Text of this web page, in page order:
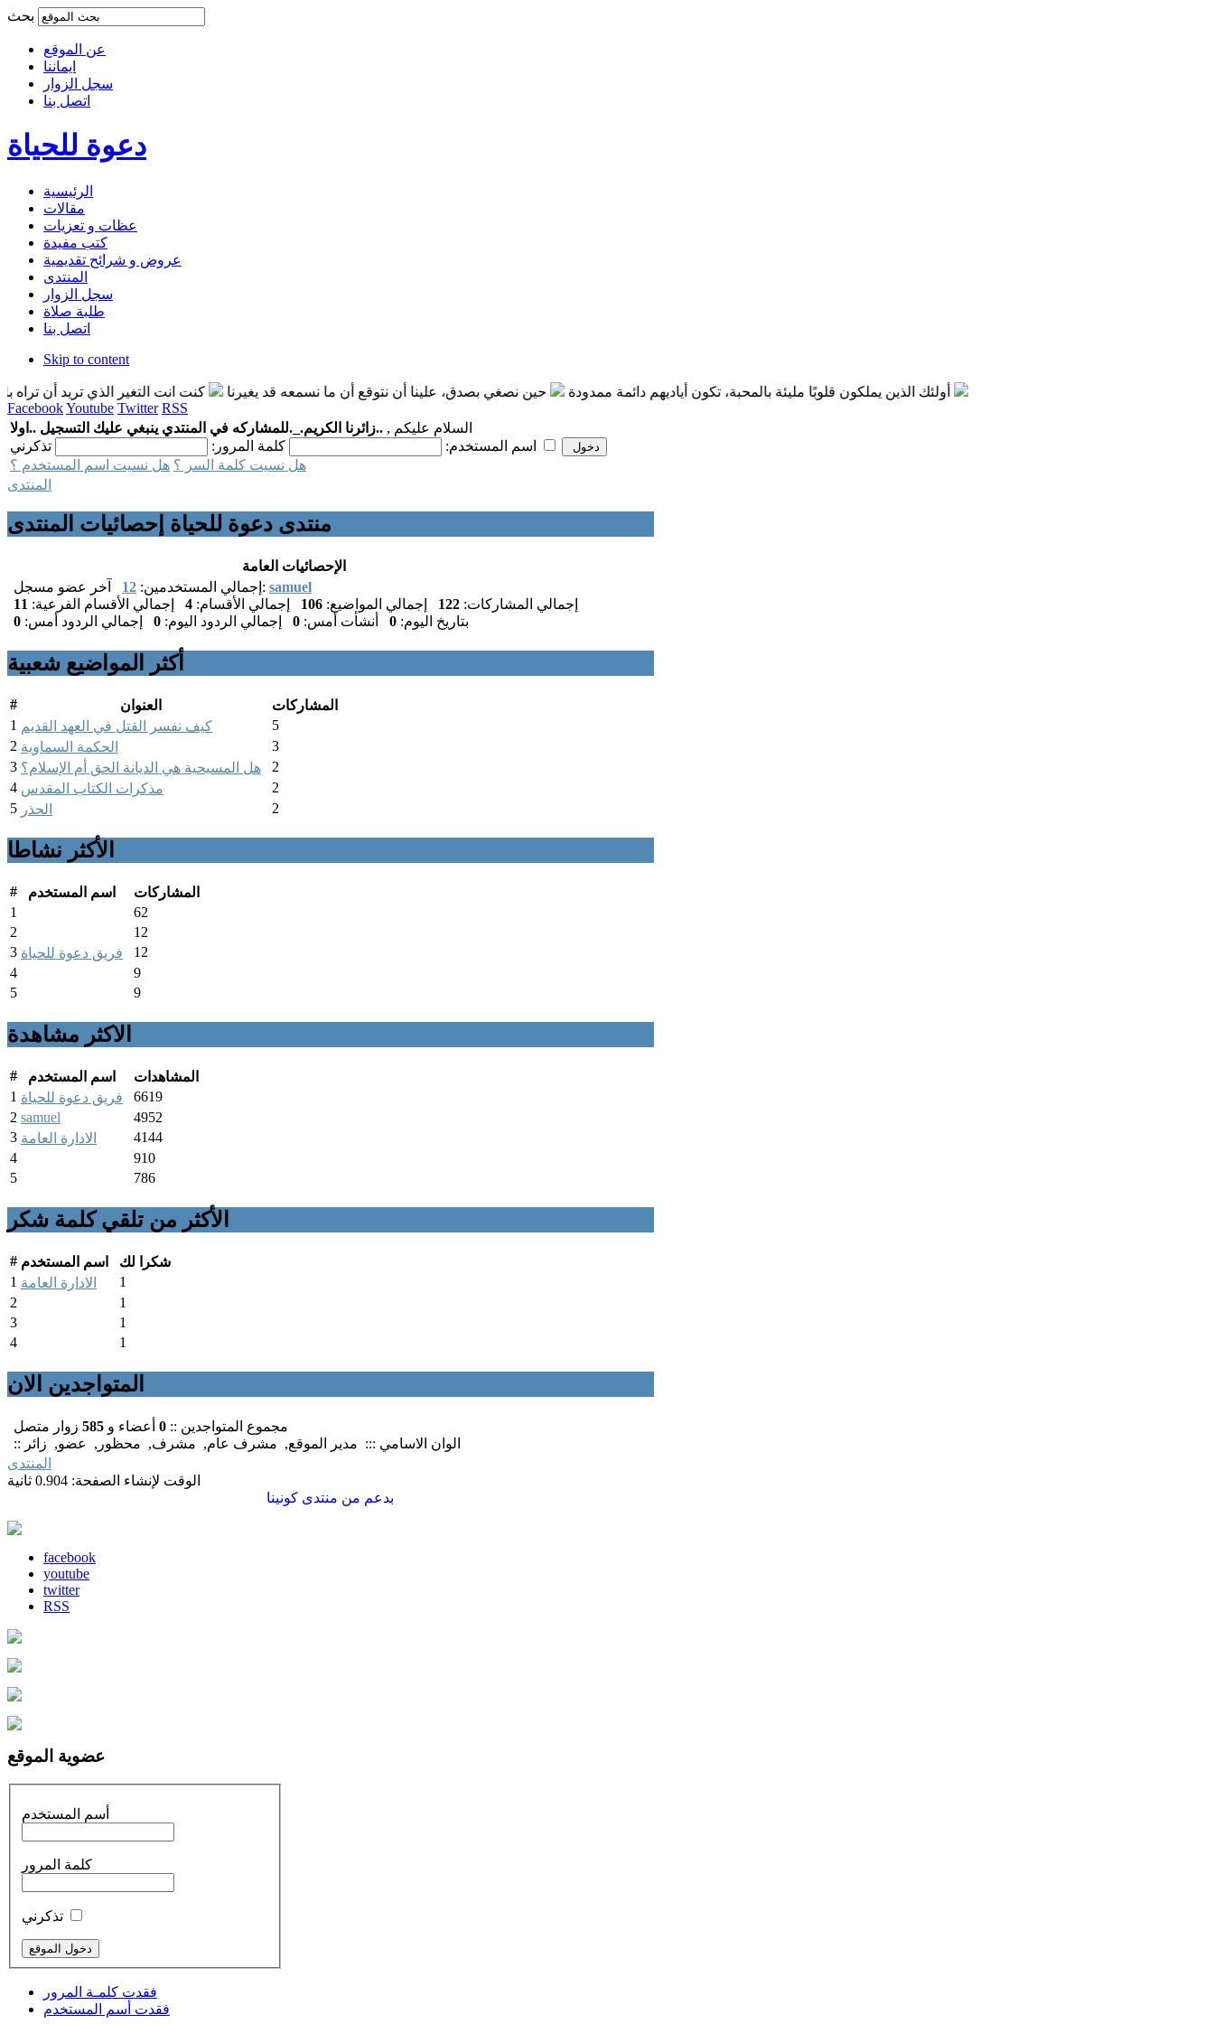
عن الموقع
ايماننا
سجل الزوار
اتصل بنا
دعوة للحياة
الرئيسية
مقالات
عظات و تعزيات
كتب مفيدة
عروض و شرائح تقديمية
المنتدى
سجل الزوار
طلبة صلاة
اتصل بنا
Skip to content
أولئك الذين يملكون قلوبًا مليئة بالمحبة، تكون أياديهم دائمة ممدودة حين نصغي بصدق، علينا أن نتوقع أن ما نسمعه قد يغيرنا كنت انت التغير الذي تريد أن تراه
FacebookYoutube Twitter RSS
السلام عليكم , ..زائرنا الكريم._.للمشاركه في المنتدي ينبغي عليك التسجيل ..اولا
اسم المستخدم:
كلمة المرور:
هل نسيت كلمة السر ؟ هل نسيت اسم المستخدم ؟
المنتدى
منتدى دعوة للحياة إحصائيات المنتدى
الإحصائيات العامة
إجمالي المستخدمين: 12 آخر عضو مسجل: samuel
إجمالي المشاركات: 122 إجمالي المواضيع: 106 إجمالي الأقسام: 4 إجمالي الأقسام الفرعية: 11
بتاريخ اليوم: 0 أنشأت أمس: 0 إجمالي الردود اليوم: 0 إجمالي الردود أمس: 0
أكثر المواضيع شعبية
# العنوان
المشاركات
1 كيف نفسر القتل في العهد القديم
5
2 الحكمة السماوية
3
3 هل المسيحية هي الديانة الحق أم الإسلام؟
2
4 مذكرات الكتاب المقدس
2
5 الحذر 2
الأكثر نشاطا
# اسم المستخدم
المشاركات
1
62
2
12
3 فريق دعوة للحياة
12
4
9
5
9
الاكثر مشاهدة
# اسم المستخدم
المشاهدات
1 فريق دعوة للحياة
6619
2 samuel
4952
3 الادارة العامة
4144
4
910
5
786
الأكثر من تلقي كلمة شكر
# اسم المستخدم
شكرا لك
1 الادارة العامة
1
2
1
3
1
4
1
المتواجدين الان
مجموع المتواجدين :: 0 أعضاء و
زوار متصل
:: الوان الاسامي ::: مدير الموقع, مشرف عام, مشرف, محظور , عضو, زائر
المنتدى
الوقت لإنشاء الصفحة: 0.904 ثانية
بدعم من منتدى كونينا
facebook
youtube
twitter
RSS
عضوية الموقع
أسم المستخدم
كلمة المرور
فقدت كلمـة المرور
فقدت أسم المستخدم